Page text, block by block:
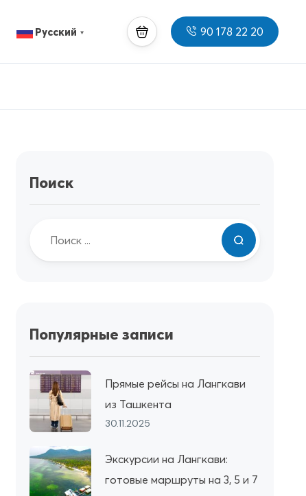
Русский ▼ 90 178 22 20
Поиск
Популярные записи
Прямые рейсы на Лангкави
из Ташкента
30.11.2025
Экскурсии на Лангкави:
готовые маршруты на 3, 5 и 7